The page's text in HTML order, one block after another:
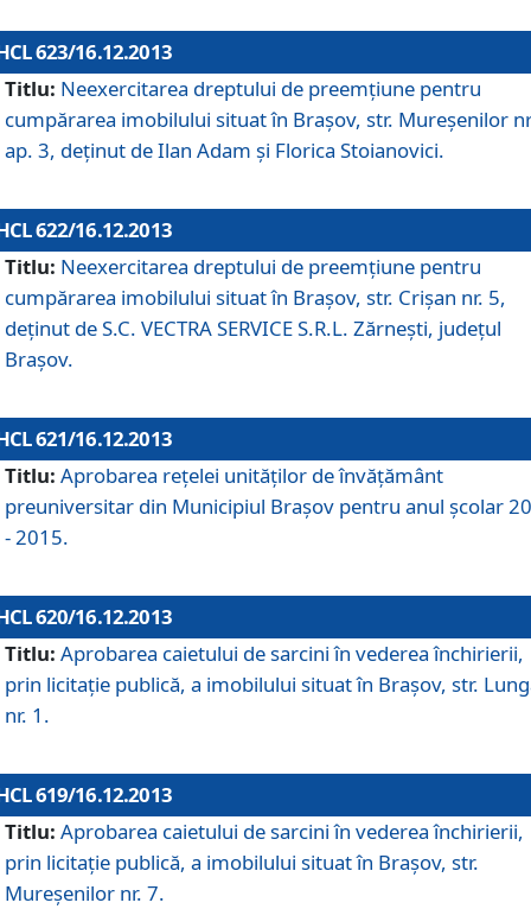
623/16.12.2013
Titlu: Neexercitarea dreptului de preemţiune pentru
cumpărarea imobilului situat în Braşov, str. Mureşenilor
ap. 3, deţinut de Ilan Adam şi Florica Stoianovici.
622/16.12.2013
Titlu: Neexercitarea dreptului de preemţiune pentru
cumpărarea imobilului situat în Braşov, str. Crişan nr. 5,
deţinut de S.C. VECTRA SERVICE S.R.L. Zărneşti, judeţul
Braşov.
621/16.12.2013
Titlu: Aprobarea reţelei unităţilor de învăţământ
preuniversitar din Municipiul Braşov pentru anul şcolar
- 2015.
620/16.12.2013
Titlu: Aprobarea caietului de sarcini în vederea închirierii,
prin licitaţie publică, a imobilului situat în Braşov, str.
nr. 1.
619/16.12.2013
Titlu: Aprobarea caietului de sarcini în vederea închirierii,
prin licitaţie publică, a imobilului situat în Braşov, str.
Mureşenilor nr. 7.